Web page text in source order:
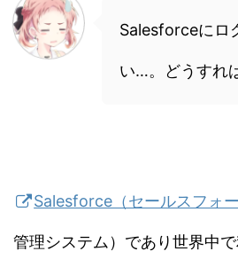
Salesforceにロ
い…。どうすれ
Salesforce（セールスフォー
管理システム）であり世界中